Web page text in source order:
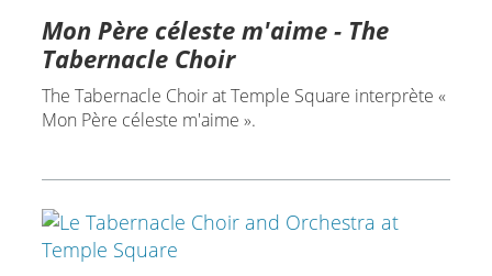
Mon Père céleste m'aime - The
Tabernacle Choir
The Tabernacle Choir at Temple Square interprète «
Mon Père céleste m'aime ».